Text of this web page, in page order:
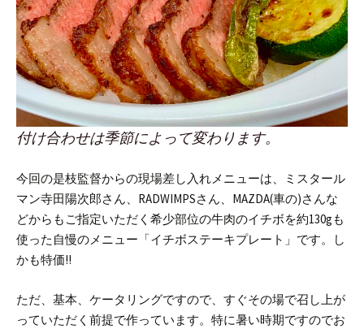
付け合わせは季節によって変わります。
今回の是枝監督からの現場差し入れメニューは、ミスタール
マン寺田陽次郎さん、RADWIMPSさん、MAZDA(車の)さんな
どからもご指定いただく希少部位の牛肉のイチボを約130gも
使った自慢のメニュー「イチボステーキプレート」です。し
かも特価!!
ただ、基本、ケータリングですので、すぐその場で召し上が
っていただく前提で作っています。特に暑い時期ですのでお